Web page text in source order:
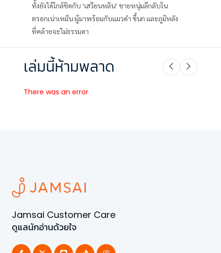
ทั้งยังได้ใกล้ชิดกับ ‘เสวียนหลิน’ ชายหนุ่มลึกลับใน
ตรอกเน่าเหม็น ผู้มาพร้อมกับแมวดำ ขี้นก และภูมิหลัง
ที่คล้ายจะไม่ธรรมดา
เล่มนี้ห้ามพลาด
There was an error
Jamsai Customer Care
ดูแลนักอ่านด้วยใจ